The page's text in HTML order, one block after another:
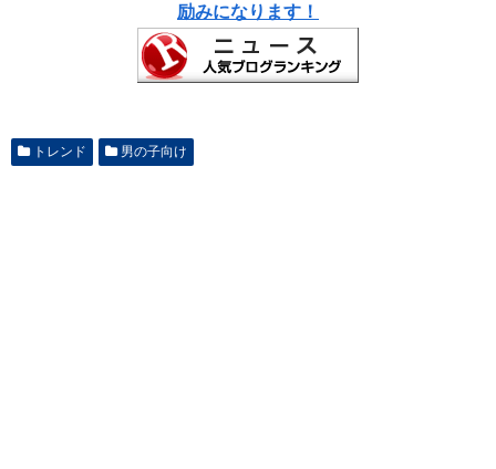
励みになります！
トレンド 男の子向け